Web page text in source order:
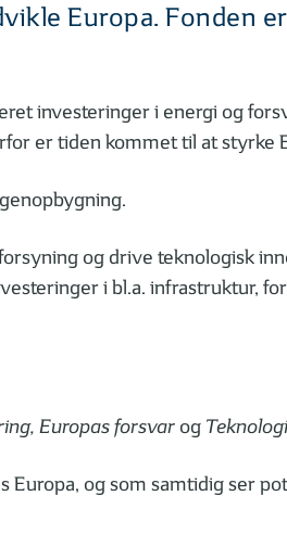
Europa. Fonden
investeringer i energi og
er tiden kommet til at styrke
og drive teknologisk
i bl.a. infrastruktur,
Europas forsvar og
og som samtidig ser